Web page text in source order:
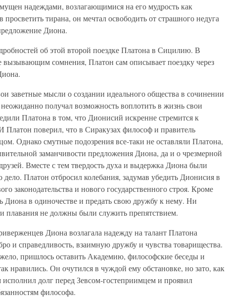
надеждами, возлагающимися на его мудрость как
тирана, он мечтал освободить от страшного недуга
Диона.
об этой второй поездке Платона в Сицилию. В
вызывающим сомнения, Платон сам описывает поездку через
заветные мысли о создании идеального общества в сочинении
неожиданно получал возможность воплотить в жизнь свои
Платона в том, что Дионисий искренне стремится к
поверил, что в Сиракузах философ и правитель
Однако смутные подозрения все-таки не оставляли Платона,
заманчивости предложения Диона, да и о чрезмерной
Вместе с тем твердость духа и выдержка Диона были
Платон отбросил колебания, задумав убедить Дионисия в
законодательства и нового государственного строя. Кроме
Диона в одиночестве и предать свою дружбу к нему. Ни
плавания не должны были служить препятствием.
Диона возлагала надежду на талант Платона
и справедливость, взаимную дружбу и чувства товарищества.
пришлось оставить Академию, философские беседы и
нравились. Он очутился в чуждой ему обстановке, но зато, как
долг перед Зевсом-гостеприимцем и проявил
философа.